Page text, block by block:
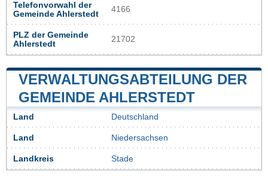
Telefonvorwahl der
Gemeinde Ahlerstedt
4166
PLZ der Gemeinde
Ahlerstedt
21702
VERWALTUNGSABTEILUNG DER
GEMEINDE AHLERSTEDT
Land Deutschland
Land Niedersachsen
Landkreis Stade